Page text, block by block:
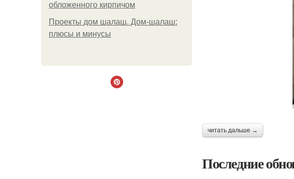
обложенного кирпичом
Проекты дом шалаш. Дом-шалаш:
плюсы и минусы
читать дальше →
Последние